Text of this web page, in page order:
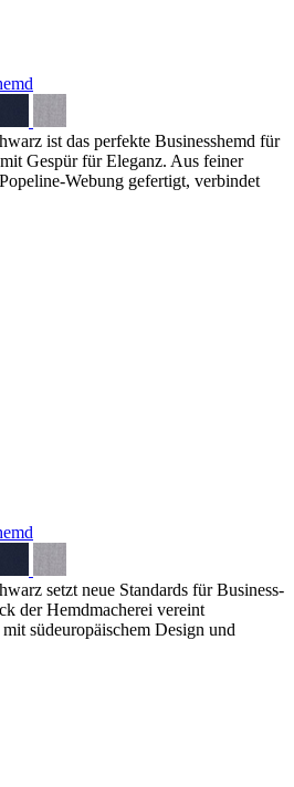
ist das perfekte Businesshemd für
Gespür für Eleganz. Aus feiner
Webung gefertigt, verbindet
setzt neue Standards für Business-
der Hemdmacherei vereint
südeuropäischem Design und